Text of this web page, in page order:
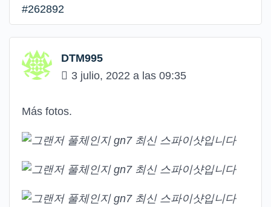
#262892
DTM995
3 julio, 2022 a las 09:35
Más fotos.